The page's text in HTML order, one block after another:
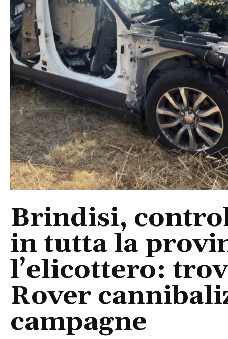
Brindisi,
in tutta la
l’elicottero:
Rover
campagne